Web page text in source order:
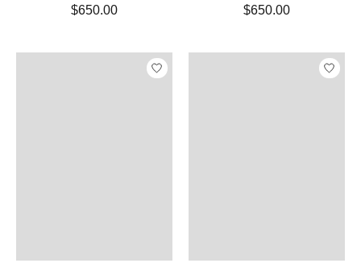
$650.00 $650.00